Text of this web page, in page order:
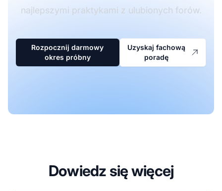
najlepszymi praktykami z ulubionych forów.
Rozpocznij darmowy
okres próbny
Uzyskaj fachową
poradę
Dowiedz się więcej